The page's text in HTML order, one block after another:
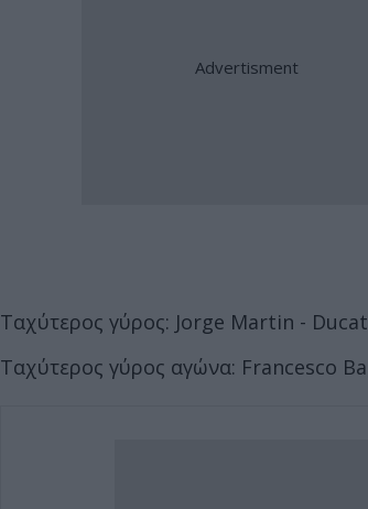
Ταχύτερος γύρος: Jorge Martin -
Ταχύτερος γύρος αγώνα: Francesco